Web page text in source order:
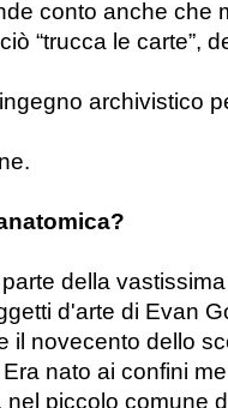
conto anche che
“trucca le carte”,
archivistico
della
d'arte di Evan
il novecento dello
nato ai confini
piccolo comune